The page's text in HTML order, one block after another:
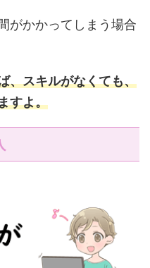
がかかってしまう場合
、スキルがなくても、
すよ。